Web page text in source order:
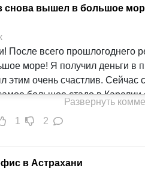
снова вышел в большое
После всего прошлогоднего
море! Я получил деньги в
этим очень счастлив. Сейчас
большое стадо в Карелии
Проценты - уже 15%
всех!
Развернуть
1 2
в Астрахани